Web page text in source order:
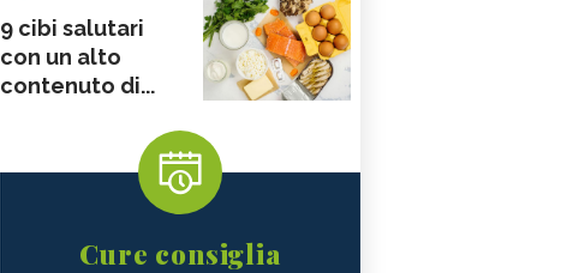
9 cibi salutari
con un alto
contenuto di...
Cure consiglia